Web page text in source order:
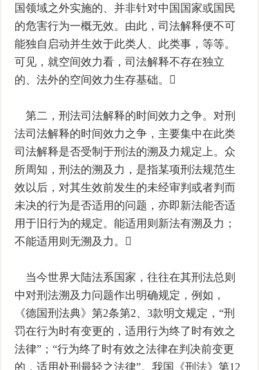
国领域之外实施的、并非针对中国国家或国民
的危害行为一概无效。由此，司法解释便不可
能独自启动并生效于此类人、此类事，等等。
可见，就空间效力看，司法解释不存在独立
的、法外的空间效力生存基础。
第二，刑法司法解释的时间效力之争。对刑
法司法解释的时间效力之争，主要集中在此类
司法解释是否受制于刑法的溯及力规定上。众
所周知，刑法的溯及力，是指某项刑法规范生
效以后，对其生效前发生的未经审判或者判而
未决的行为是否适用的问题，亦即新法能否适
用于旧行为的规定。能适用则新法有溯及力；
不能适用则无溯及力。
当今世界大陆法系国家，往往在其刑法总则
中对刑法溯及力问题作出明确规定，例如，
《德国刑法典》第2条第2、3款明文规定，“刑
罚在行为时有变更的，适用行为终了时有效之
法律”；“行为终了时有效之法律在判决前变更
的，适用处刑最轻之法律”。我国《刑法》第12